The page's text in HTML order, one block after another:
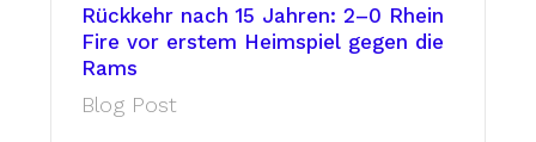
Rückkehr nach 15 Jahren: 2–0 Rhein
Fire vor erstem Heimspiel gegen die
Rams
Blog Post